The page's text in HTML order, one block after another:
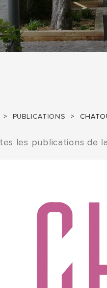
PUBLICATIONS
les publications de